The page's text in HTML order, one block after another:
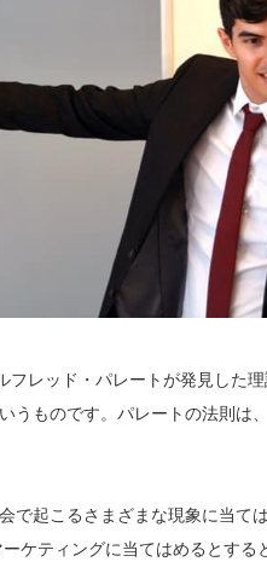
フレッド・パレートが発見した
うものです。パレートの法則は
で起こるさまざまな現象に当て
ケティングに当てはめるとする